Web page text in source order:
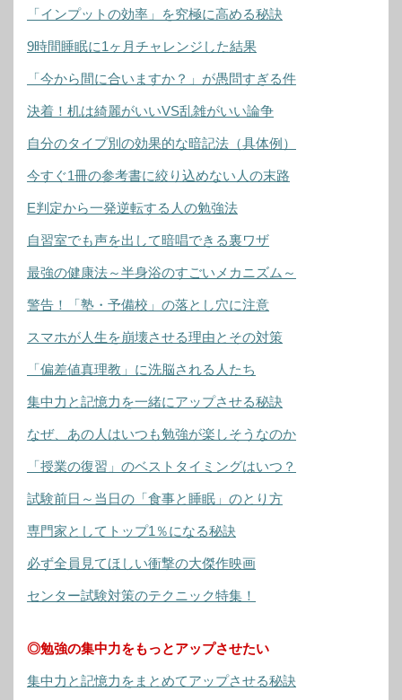
「インプットの効率」を究極に高める秘訣
9時間睡眠に1ヶ月チャレンジした結果
「今から間に合いますか？」が愚問すぎる件
決着！机は綺麗がいいVS乱雑がいい論争
自分のタイプ別の効果的な暗記法（具体例）
今すぐ1冊の参考書に絞り込めない人の末路
E判定から一発逆転する人の勉強法
自習室でも声を出して暗唱できる裏ワザ
最強の健康法～半身浴のすごいメカニズム～
警告！「塾・予備校」の落とし穴に注意
スマホが人生を崩壊させる理由とその対策
「偏差値真理教」に洗脳される人たち
集中力と記憶力を一緒にアップさせる秘訣
なぜ、あの人はいつも勉強が楽しそうなのか
「授業の復習」のベストタイミングはいつ？
試験前日～当日の「食事と睡眠」のとり方
専門家としてトップ1％になる秘訣
必ず全員見てほしい衝撃の大傑作映画
センター試験対策のテクニック特集！
◎勉強の集中力をもっとアップさせたい
集中力と記憶力をまとめてアップさせる秘訣